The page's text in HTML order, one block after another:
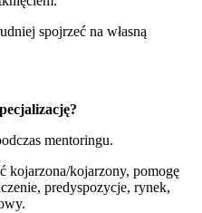
spojrzeć na własną
mentoringu.
kojarzona/kojarzony, pomogę
predyspozycje, rynek,